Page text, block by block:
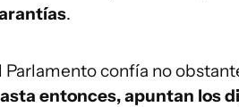
.
Parlamento confía no
entonces, apuntan los